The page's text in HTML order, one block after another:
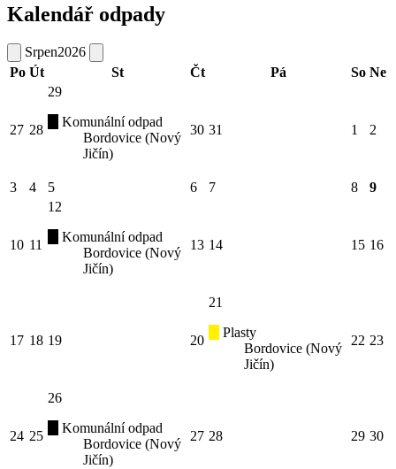
Kalendář odpady
Srpen2026
Po Út St Čt Pá So Ne
27 28
29
Komunální odpad
Bordovice (Nový
Jičín)
30 31 1 2
3 4 5 6 7 8 9
10 11
12
Komunální odpad
Bordovice (Nový
Jičín)
13 14 15 16
17 18 19 20
21
Plasty
Bordovice (Nový
Jičín)
22 23
24 25
26
Komunální odpad
Bordovice (Nový
Jičín)
27 28 29 30